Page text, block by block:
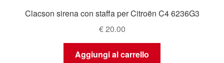
Clacson sirena con staffa per Citroën C4 6236G3
€20.00
Aggiungi al carrello